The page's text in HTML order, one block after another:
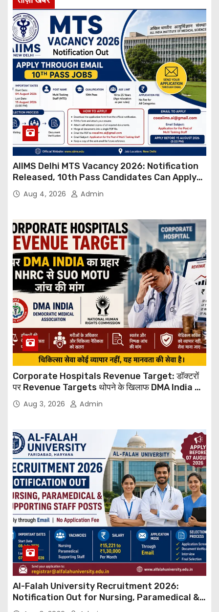
AIIMS Delhi MTS Vacancy 2026: Notification
Released, 10th Pass Candidates Can Apply
Through Email
Aug 4, 2026 Admin
Corporate Hospitals Revenue Target: डॉक्टरों
पर Revenue Targets थोपने के खिलाफ DMA India का
बड़ा कदम, NHRC से Suo Motu जांच की मांग
Aug 3, 2026 Admin
Al-Falah University Recruitment 2026:
Notification Out for Nursing, Paramedical &
Supporting Staff Posts, Apply Through Email